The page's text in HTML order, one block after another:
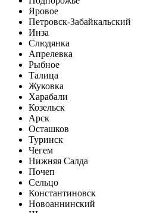
Яровое
Петровск-Забайкальский
Инза
Слюдянка
Апрелевка
Рыбное
Талица
Жуковка
Харабали
Козельск
Арск
Осташков
Туринск
Чегем
Нижняя Салда
Почеп
Сельцо
Константиновск
Новоаннинский